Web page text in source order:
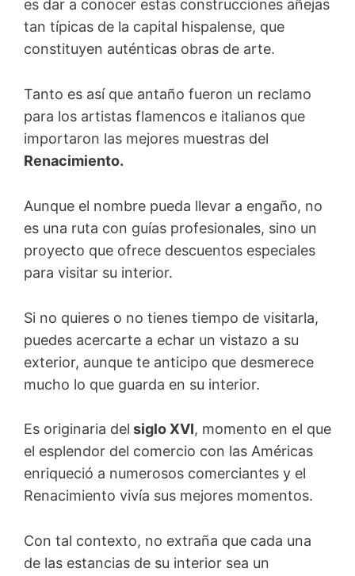
es dar a conocer estas construcciones añejas
tan típicas de la capital hispalense, que
constituyen auténticas obras de arte.
Tanto es así que antaño fueron un reclamo
para los artistas flamencos e italianos que
importaron las mejores muestras del
Renacimiento.
Aunque el nombre pueda llevar a engaño, no
es una ruta con guías profesionales, sino un
proyecto que ofrece descuentos especiales
para visitar su interior.
Si no quieres o no tienes tiempo de visitarla,
puedes acercarte a echar un vistazo a su
exterior, aunque te anticipo que desmerece
mucho lo que guarda en su interior.
Es originaria del siglo XVI, momento en el que
el esplendor del comercio con las Américas
enriqueció a numerosos comerciantes y el
Renacimiento vivía sus mejores momentos.
Con tal contexto, no extraña que cada una
de las estancias de su interior sea un